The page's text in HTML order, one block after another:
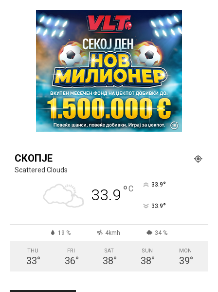
СКОПЈЕ
Scattered Clouds
33.9 °C 33.9°
33.9°
19 % 4kmh 34 %
THU
33°
FRI
36°
SAT
38°
SUN
38°
MON
39°